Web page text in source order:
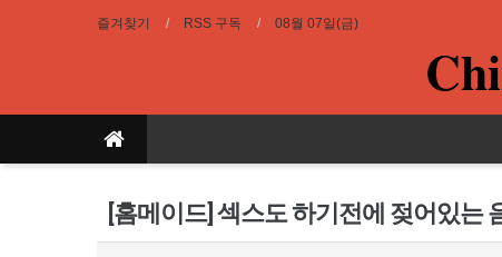
즐겨찾기 RSS 구독 08월 07일(금)
[홈메이드] 섹스도 하기전에 젖어있는